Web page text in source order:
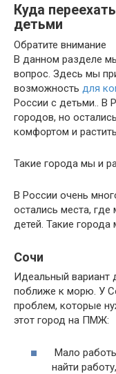
Куда
детьми
Обратите внимание
В данном разделе
вопрос. Здесь мы
возможность для
России с детьми.. В
городов, но
комфортом и
Такие города мы и
В России очень
остались места,
детей. Такие
Сочи
Идеальный вариант
поближе к морю. У
проблем, которые
этот город на ПМЖ:
Мало
найти